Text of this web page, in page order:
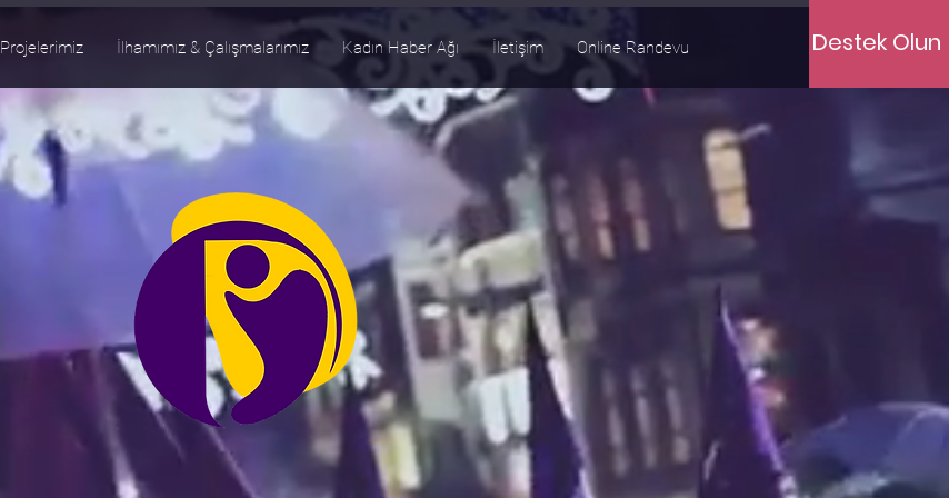
Projelerimiz İlhamımız & Çalışmalarımız Kadın Haber Ağı İletişim Online Randevu Destek Olun